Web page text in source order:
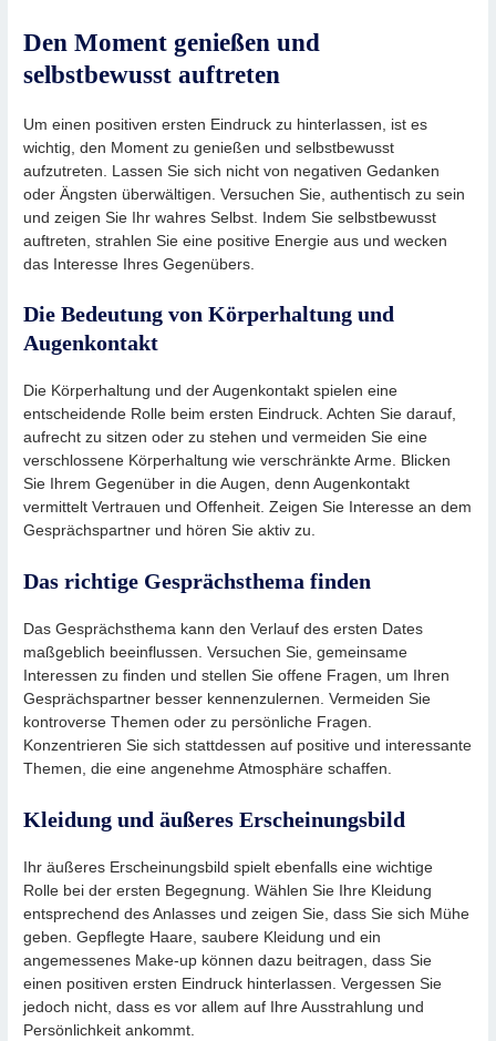
Den Moment genießen und
selbstbewusst auftreten
Um einen positiven ersten Eindruck zu hinterlassen, ist es
wichtig, den Moment zu genießen und selbstbewusst
aufzutreten. Lassen Sie sich nicht von negativen Gedanken
oder Ängsten überwältigen. Versuchen Sie, authentisch zu sein
und zeigen Sie Ihr wahres Selbst. Indem Sie selbstbewusst
auftreten, strahlen Sie eine positive Energie aus und wecken
das Interesse Ihres Gegenübers.
Die Bedeutung von Körperhaltung und
Augenkontakt
Die Körperhaltung und der Augenkontakt spielen eine
entscheidende Rolle beim ersten Eindruck. Achten Sie darauf,
aufrecht zu sitzen oder zu stehen und vermeiden Sie eine
verschlossene Körperhaltung wie verschränkte Arme. Blicken
Sie Ihrem Gegenüber in die Augen, denn Augenkontakt
vermittelt Vertrauen und Offenheit. Zeigen Sie Interesse an dem
Gesprächspartner und hören Sie aktiv zu.
Das richtige Gesprächsthema finden
Das Gesprächsthema kann den Verlauf des ersten Dates
maßgeblich beeinflussen. Versuchen Sie, gemeinsame
Interessen zu finden und stellen Sie offene Fragen, um Ihren
Gesprächspartner besser kennenzulernen. Vermeiden Sie
kontroverse Themen oder zu persönliche Fragen.
Konzentrieren Sie sich stattdessen auf positive und interessante
Themen, die eine angenehme Atmosphäre schaffen.
Kleidung und äußeres Erscheinungsbild
Ihr äußeres Erscheinungsbild spielt ebenfalls eine wichtige
Rolle bei der ersten Begegnung. Wählen Sie Ihre Kleidung
entsprechend des Anlasses und zeigen Sie, dass Sie sich Mühe
geben. Gepflegte Haare, saubere Kleidung und ein
angemessenes Make-up können dazu beitragen, dass Sie
einen positiven ersten Eindruck hinterlassen. Vergessen Sie
jedoch nicht, dass es vor allem auf Ihre Ausstrahlung und
Persönlichkeit ankommt.